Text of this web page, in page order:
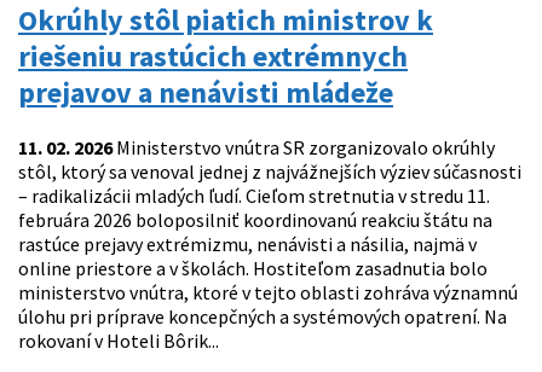
Okrúhly stôl piatich ministrov k
riešeniu rastúcich extrémnych
prejavov a nenávisti mládeže
11. 02. 2026Ministerstvo vnútra SR zorganizovalo okrúhly
stôl, ktorý sa venoval jednej z najvážnejších výziev súčasnosti
– radikalizácii mladých ľudí. Cieľom stretnutia v stredu 11.
februára 2026 boloposilniť koordinovanú reakciu štátu na
rastúce prejavy extrémizmu, nenávisti a násilia, najmä v
online priestore a v školách. Hostiteľom zasadnutia bolo
ministerstvo vnútra, ktoré v tejto oblasti zohráva významnú
úlohu pri príprave koncepčných a systémových opatrení. Na
rokovaní v Hoteli Bôrik...